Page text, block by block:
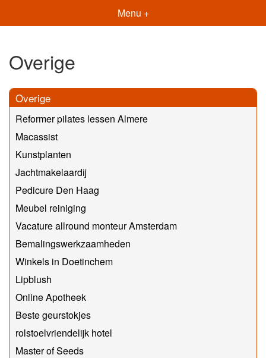
Menu +
Overige
Overige
Reformer pilates lessen Almere
Macassist
Kunstplanten
Jachtmakelaardij
Pedicure Den Haag
Meubel reiniging
Vacature allround monteur Amsterdam
Bemalingswerkzaamheden
Winkels in Doetinchem
Lipblush
Online Apotheek
Beste geurstokjes
rolstoelvriendelijk hotel
Master of Seeds